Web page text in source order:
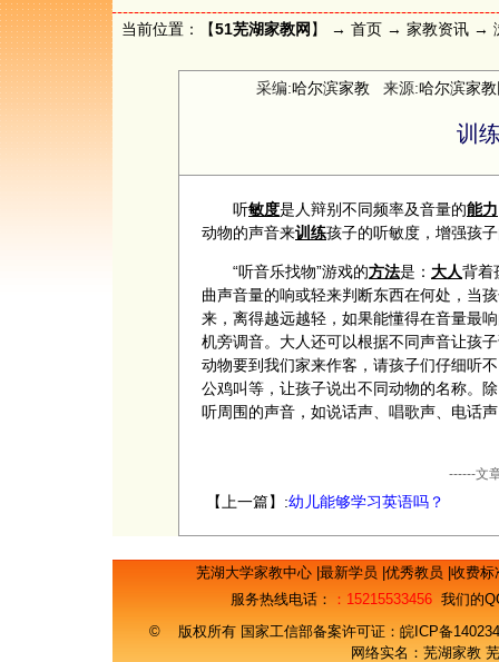
当前位置：【51芜湖家教网 】 → 首页 → 家教资讯 →
采编:哈尔滨家教 来源:哈尔滨家
训
听敏度是人辩别不同频率及音量的能力
动物的声音来训练孩子的听敏度，增强孩
“听音乐找物”游戏的方法是： 大人背着
曲声音量的响或轻来判断东西在何处，当
来，离得越远越轻，如果能懂得在音量最
机旁调音。大人还可以根据不同声音让孩
动物要到我们家来作客，请孩子们仔细听
公鸡叫等，让孩子说出不同动物的名称。
听周围的声音，如说话声、唱歌声、电话
------文
【上一篇】:幼儿能够学习英语吗？
芜湖大学家教中心 最新学员 优秀教员 收费
服务热线电话：
：15215533456 我们的
© 版权所有 国家工信部备案许可证： 皖ICP备
网络实名： 芜湖家教